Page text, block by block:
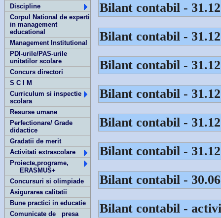
Discipline
Corpul National de experti
in management
educational
Management Institutional
PDI-urile/PAS-urile
unitatilor scolare
Concurs directori
S C I M
Curriculum si inspectie
scolara
Resurse umane
Perfectionare/ Grade
didactice
Gradatii de merit
Activitati extrascolare
Proiecte,programe,
ERASMUS+
Concursuri si olimpiade
Asigurarea calitatii
Bune practici in educatie
Comunicate de presa
Bilant contabil -
Bilant contabil -
Bilant contabil -
Bilant contabil -
Bilant contabil -
Bilant contabil -
Bilant contabil -
Bilant contabil -